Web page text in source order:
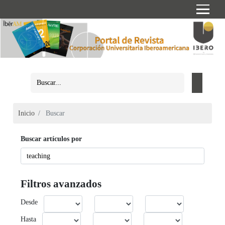
Inicio Buscar
Buscar artículos por
Filtros avanzados
Desde
Hasta